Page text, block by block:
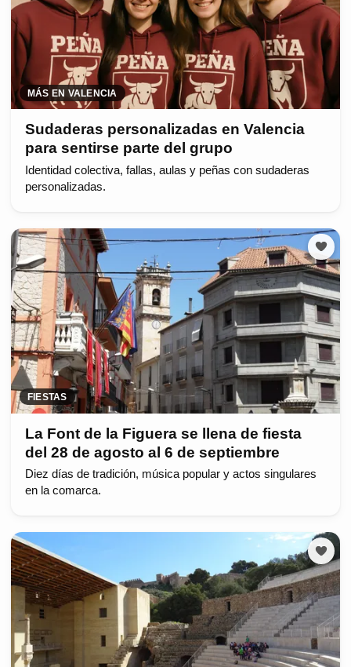
MÁS EN VALENCIA
Sudaderas personalizadas en Valencia
para sentirse parte del grupo
Identidad colectiva, fallas, aulas y peñas con sudaderas
personalizadas.
FIESTAS
La Font de la Figuera se llena de fiesta
del 28 de agosto al 6 de septiembre
Diez días de tradición, música popular y actos singulares
en la comarca.